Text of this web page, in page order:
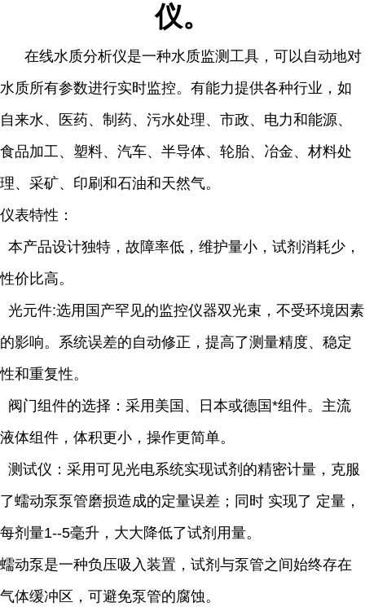
仪。
在线水质分析仪是一种水质监测工具，可以自动地对
水质所有参数进行实时监控。有能力提供各种行业，如
自来水、医药、制药、污水处理、市政、电力和能源、
食品加工、塑料、汽车、半导体、轮胎、冶金、材料处
理、采矿、印刷和石油和天然气。
仪表特性：
本产品设计独特，故障率低，维护量小，试剂消耗少，
性价比高。
光元件:选用国产罕见的监控仪器双光束，不受环境因素
的影响。系统误差的自动修正，提高了测量精度、稳定
性和重复性。
阀门组件的选择：采用美国、日本或德国*组件。主流
液体组件，体积更小，操作更简单。
测试仪：采用可见光电系统实现试剂的精密计量，克服
了蠕动泵泵管磨损造成的定量误差；同时 实现了 定量，
每剂量1--5毫升，大大降低了试剂用量。
蠕动泵是一种负压吸入装置，试剂与泵管之间始终存在
气体缓冲区，可避免泵管的腐蚀。